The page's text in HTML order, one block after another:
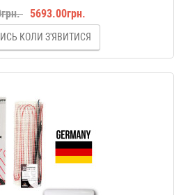
5693.00грн.
КОЛИ З'ЯВИТИСЯ